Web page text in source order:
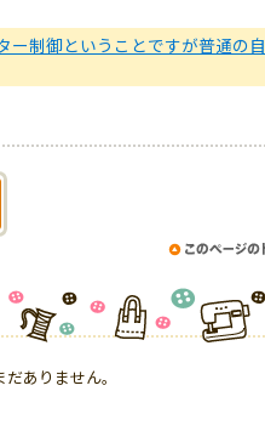
ー制御ということですが普通の自
ありません。